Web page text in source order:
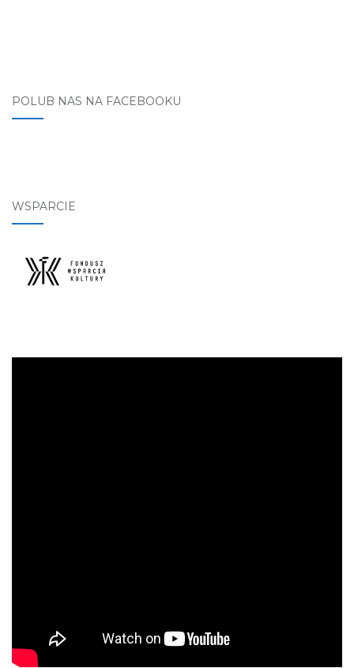
POLUB NAS NA FACEBOOKU
WSPARCIE